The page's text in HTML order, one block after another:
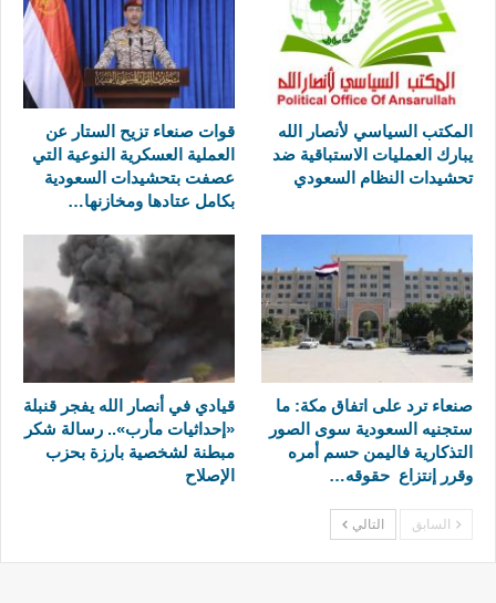
المكتب السياسي لأنصار الله
يبارك العمليات الاستباقية ضد
تحشيدات النظام السعودي
قوات صنعاء تزيح الستار عن
العملية العسكرية النوعية التي
عصفت بتحشيدات السعودية
بكامل عتادها ومخازنها…
صنعاء ترد على اتفاق مكة: ما
ستجنيه السعودية سوى الصور
التذكارية فاليمن حسم أمره
وقرر إنتزاع حقوقه…
قيادي في أنصار الله يفجر قنبلة
«إحداثيات مأرب».. رسالة شكر
مبطنة لشخصية بارزة بحزب
الإصلاح
السابق التالي